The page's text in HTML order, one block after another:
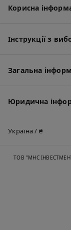
Корисна
Інструкції з
Загальна
Юридична
Україна / ₴
ТОВ "МНС